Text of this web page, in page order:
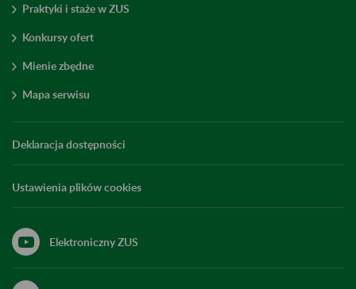
Praktyki i staże w ZUS
Konkursy ofert
Mienie zbędne
Mapa serwisu
Deklaracja dostępności
Ustawienia plików cookies
Elektroniczny ZUS